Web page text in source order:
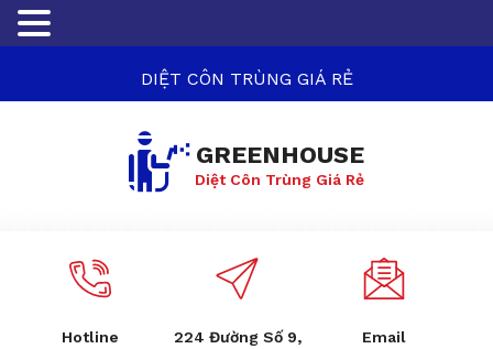
DIỆT CÔN TRÙNG GIÁ RẺ
GREENHOUSE
Diệt Côn Trùng Giá Rẻ
Hotline
224 Đường Số 9,
Email